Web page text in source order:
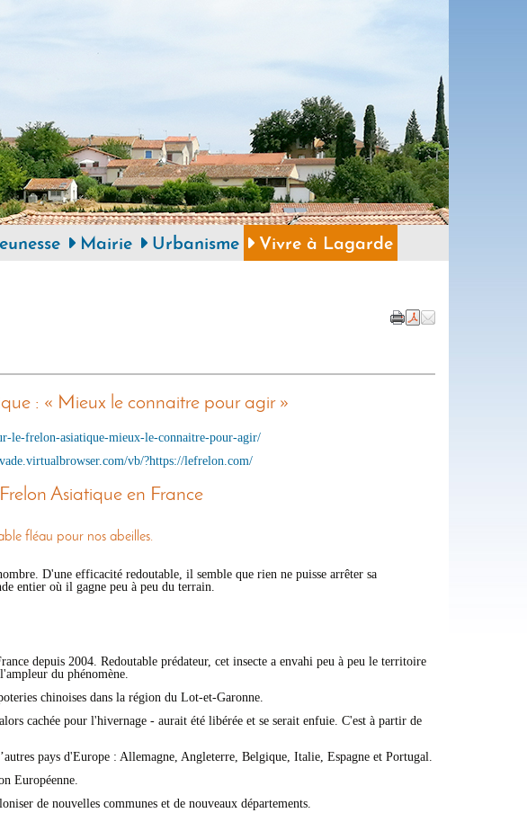
Mairie Urbanisme Vivre à Lagarde
: « Mieux le connaitre pour agir »
le-frelon-asiatique-mieux-le-connaitre-pour-agir/
vb/?https://lefrelon.com/
Asiatique en France
fléau pour nos abeilles.
D'une efficacité redoutable, il semble que rien ne puisse arrêter sa
entier où il gagne peu à peu du terrain.
depuis 2004. Redoutable prédateur, cet insecte a envahi peu à peu le territoire
du phénomène.
chinoises dans la région du Lot-et-Garonne.
cachée pour l'hivernage - aurait été libérée et se serait enfuie. C'est à partir de
pays d'Europe : Allemagne, Angleterre, Belgique, Italie, Espagne et Portugal.
Européenne.
de nouvelles communes et de nouveaux départements.